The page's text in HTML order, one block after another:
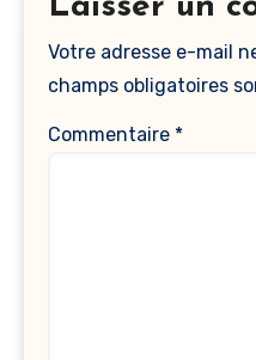
Laisser un
Votre adresse e-mail
champs obligatoires
Commentaire *